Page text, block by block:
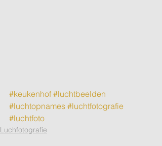
#keukenhof #luchtbeelden
#luchtopnames #luchtfotografie
#luchtfoto
Luchfotografie